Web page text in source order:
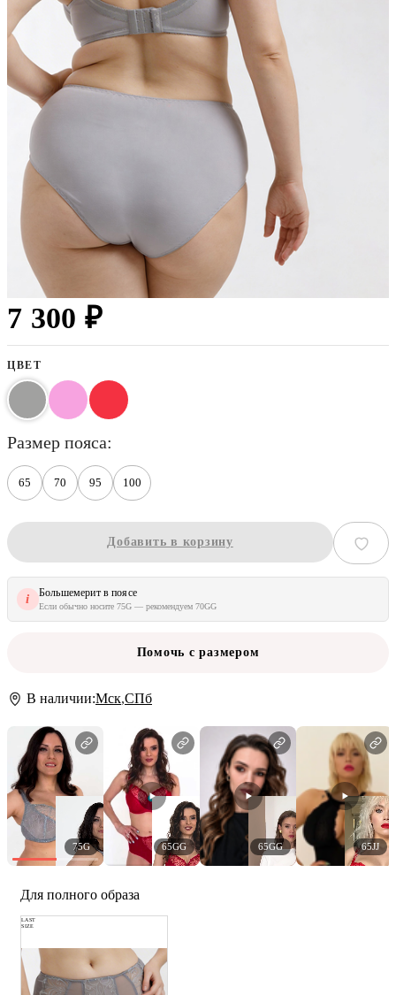
7 300 ₽
ЦВЕТ
размер пояса
65 70 95 100
Добавить в корзину
i Большемерит в поясе
Если обычно носите 75G — рекомендуем 70GG
Помочь с размером
В наличии:Мск,СПб
75G 65GG 65GG 65JJ
Для полного образа
LAST
SIZE